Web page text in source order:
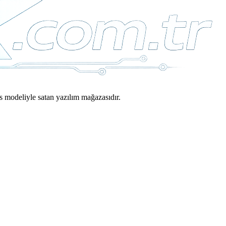
satan yazılım mağazasıdır.